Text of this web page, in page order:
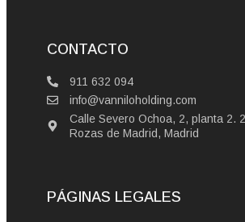
CONTACTO
911 632 094
info@vanniloholding.com
Calle Severo Ochoa, 2, planta 2.
Rozas de Madrid, Madrid
PÁGINAS LEGALES